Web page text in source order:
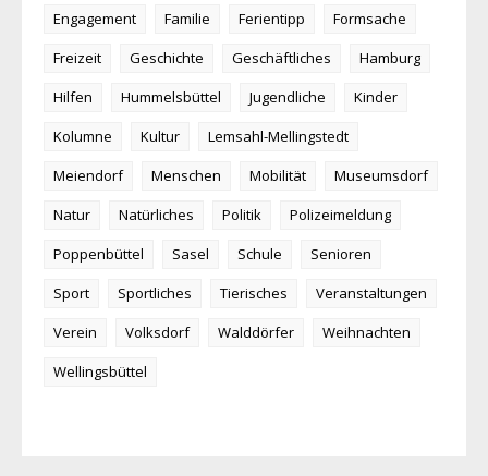
Engagement
Familie Ferientipp
Formsache
Freizeit
Geschichte Geschäftliches
Hamburg
Hilfen
Hummelsbüttel Jugendliche
Kinder
Kolumne
Kultur
Lemsahl-Mellingstedt
Meiendorf
Menschen Mobilität
Museumsdorf
Natur
Natürliches Politik
Polizeimeldung
Poppenbüttel
Sasel Schule
Senioren
Sport
Sportliches Tierisches
Veranstaltungen
Verein
Volksdorf Walddörfer
Weihnachten
Wellingsbüttel